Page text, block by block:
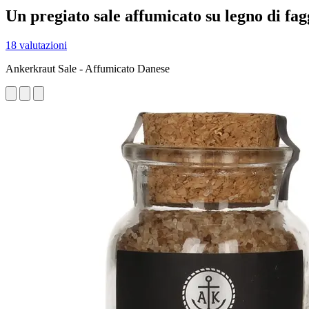
Un pregiato sale affumicato su legno di
18 valutazioni
Ankerkraut Sale - Affumicato Danese